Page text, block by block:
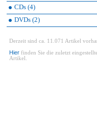
CDs (4)
DVDs (2)
Derzeit sind ca. 11.071 Artikel
Hier finden Sie die zuletzt
Artikel.